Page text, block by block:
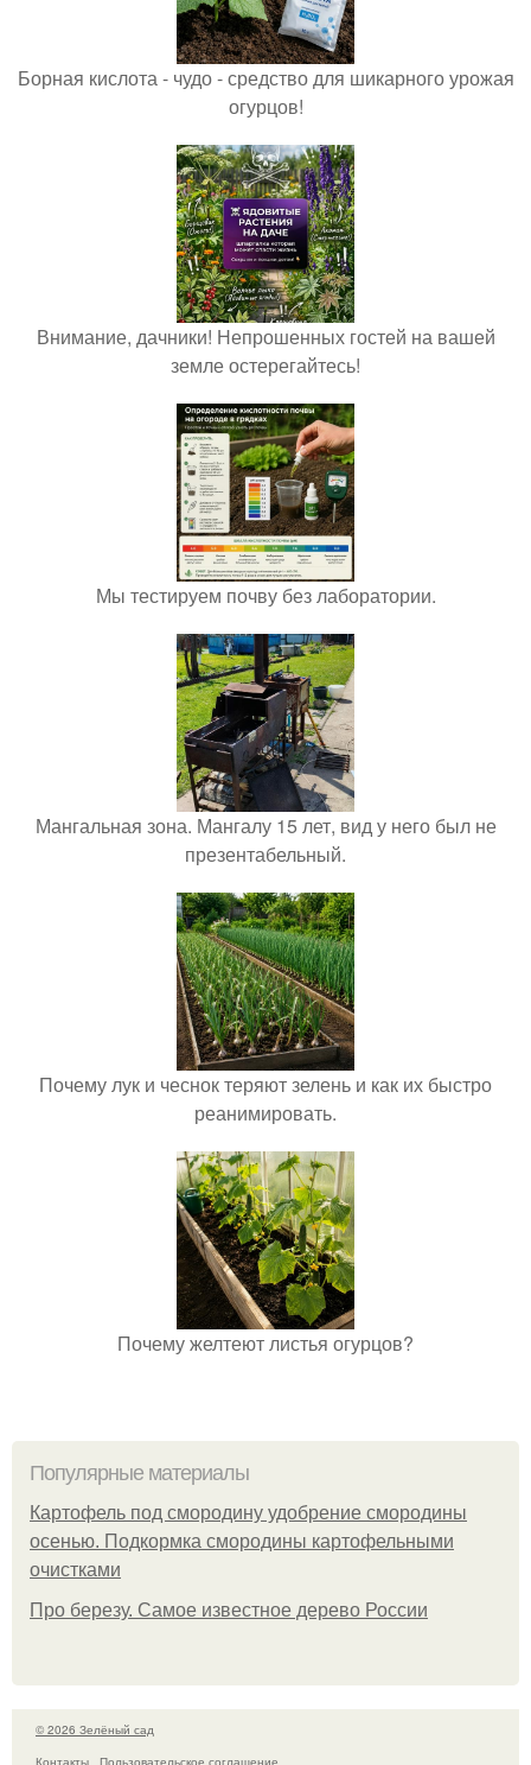
Борная кислота - чудо - средство для шикарного урожая
огурцов!
Внимание, дачники! Непрошенных гостей на вашей
земле остерегайтесь!
Мы тестируем почву без лаборатории.
Мангальная зона. Мангалу 15 лет, вид у него был не
презентабельный.
Почему лук и чеснок теряют зелень и как их быстро
реанимировать.
Почему желтеют листья огурцов?
Популярные материалы
Картофель под смородину удобрение смородины
осенью. Подкормка смородины картофельными
очистками
Про березу. Самое известное дерево России
© 2026 Зелёный сад
Контакты
Пользовательское соглашение